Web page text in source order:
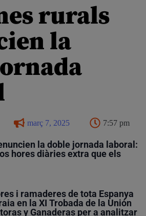
rurals
la
març 7, 2025 7:57 pm
la doble jornada laboral:
hores diàries extra que els
i ramaderes de tota Espanya
en la XI Trobada de la Unión
y Ganaderas per a analitzar